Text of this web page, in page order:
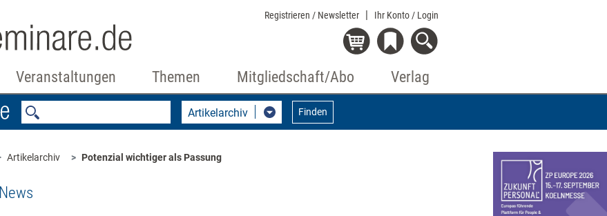
Registrieren / Newsletter Ihr Konto / Login
Veranstaltungen Themen Mitgliedschaft/Abo Verlag
Artikelarchiv Finden
Artikelarchiv Potenzial wichtiger als Passung
News